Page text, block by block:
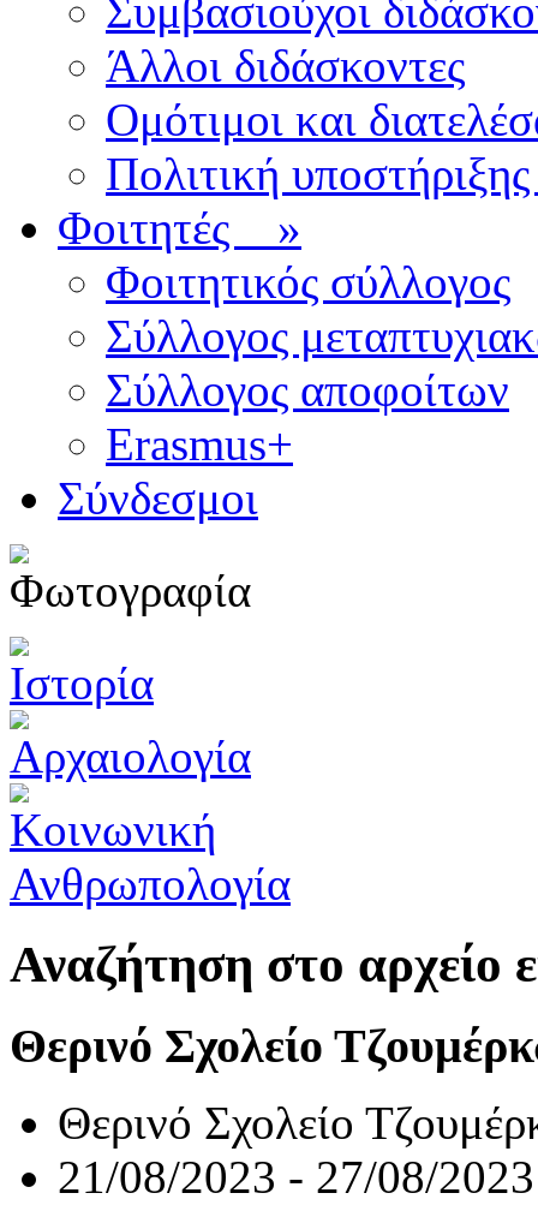
Συμβασιούχοι
Άλλοι διδάσκοντες
Ομότιμοι και
Πολιτική
Φοιτητές »
Φοιτητικός σύλλογος
Σύλλογος
Σύλλογος αποφοίτων
Erasmus+
Σύνδεσμοι
Αναζήτηση στο αρχείο
Θερινό Σχολείο
Θερινό Σχολείο
21/08/2023 - 27/08/2023